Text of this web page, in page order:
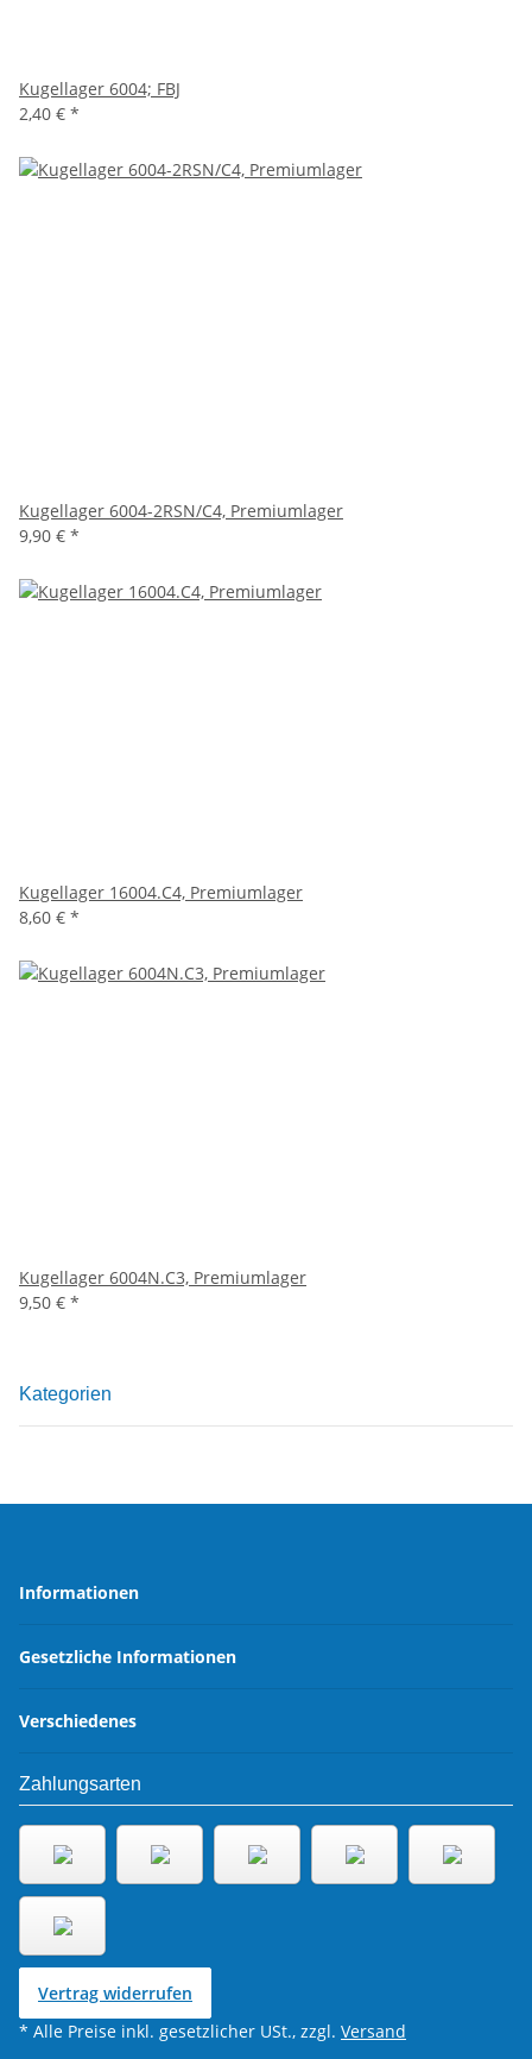
Kugellager 6004; FBJ
2,40 € *
Kugellager 6004-2RSN/C4, Premiumlager
9,90 € *
Kugellager 16004.C4, Premiumlager
8,60 € *
Kugellager 6004N.C3, Premiumlager
9,50 € *
Kategorien
Informationen
Gesetzliche Informationen
Verschiedenes
Zahlungsarten
Vertrag widerrufen
* Alle Preise inkl. gesetzlicher USt., zzgl. Versand